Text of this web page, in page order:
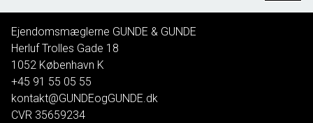
Ejendomsmæglerne GUNDE & GUNDE
Herluf Trolles Gade 18
1052 København K
+45 91 55 05 55
kontakt@GUNDEogGUNDE.dk
CVR 35659234